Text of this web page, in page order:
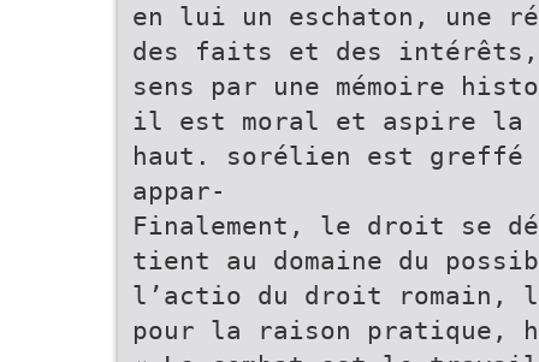
en lui un eschaton, une
des faits et des
sens par une mémoire
il est moral et aspire la
haut. sorélien est greffé
appar-
Finalement, le droit se
tient au domaine du
l’actio du droit romain,
pour la raison pratique,